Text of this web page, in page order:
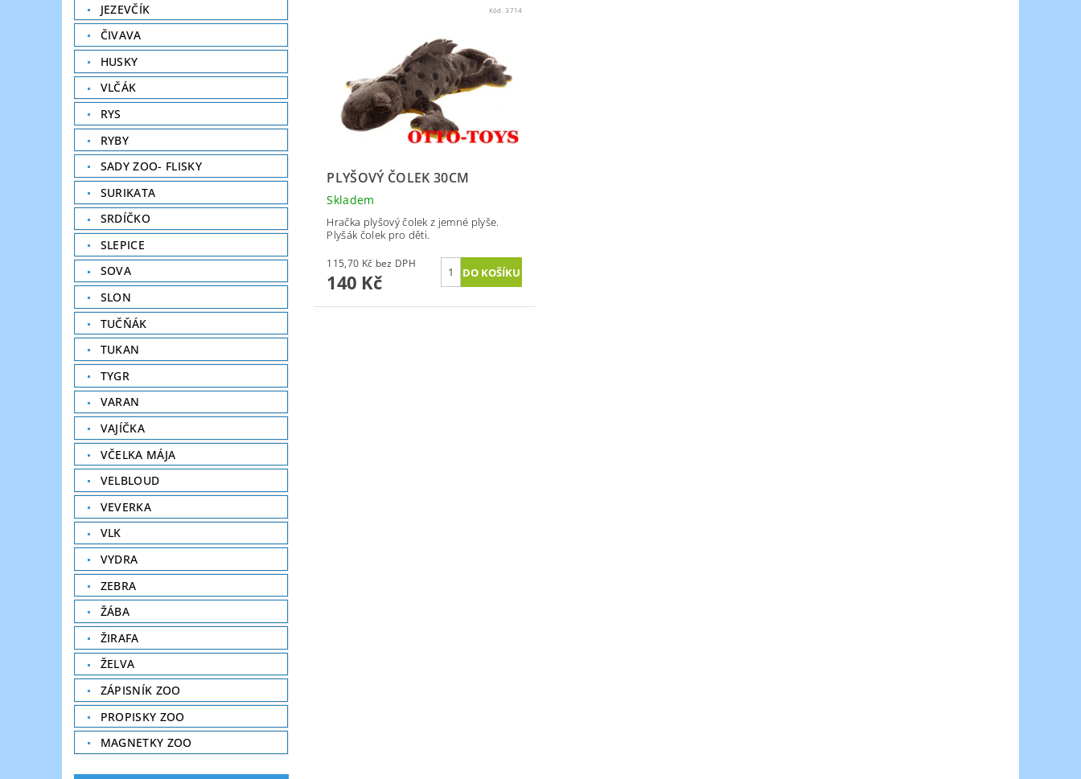
JEZEVČÍK
ČIVAVA
HUSKY
VLČÁK
RYS
RYBY
SADY ZOO- FLISKY
SURIKATA
SRDÍČKO
SLEPICE
SOVA
SLON
TUČŇÁK
TUKAN
TYGR
VARAN
VAJÍČKA
VČELKA MÁJA
VELBLOUD
VEVERKA
VLK
VYDRA
ZEBRA
ŽÁBA
ŽIRAFA
ŽELVA
ZÁPISNÍK ZOO
PROPISKY ZOO
MAGNETKY ZOO
Kód:3714
PLYŠOVÝ ČOLEK 30CM
Skladem
Hračka plyšový čolek z jemné plyše.
Plyšák čolek pro děti.
115,70 Kč bez DPH
140 Kč